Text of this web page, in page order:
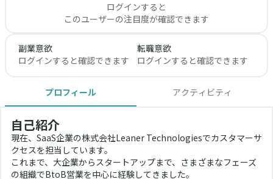
ログインすると
このユーザーの注目度が確認できます
副業意欲
ログインすると確認できます
転職意欲
ログインすると確認できます
プロフィール アクティビティ
自己紹介
現在、SaaS企業の株式会社Leaner Technologiesでカスタマーサ
クセスを担当しています。
これまで、大企業からスタートアップまで、さまざまなフェーズ
の組織でBtoB営業を中心に経験してきました。